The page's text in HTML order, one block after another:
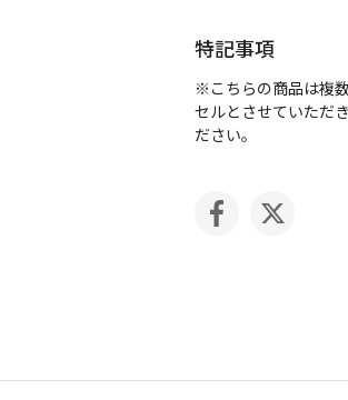
特記事項
※こちらの商品は複
セルとさせていただ
ださい。